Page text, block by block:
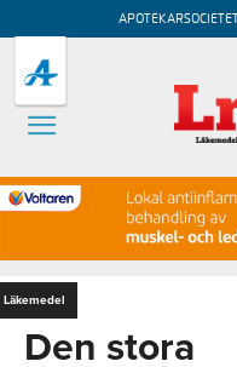
Läkemedel
Den stora